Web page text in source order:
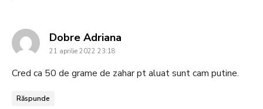
Dobre Adriana
21 aprilie 2022 23:18
Cred ca 50 de grame de zahar pt aluat sunt cam putine.
Răspunde